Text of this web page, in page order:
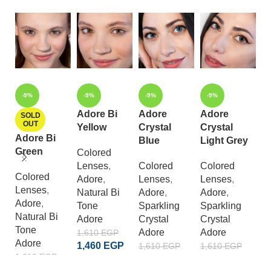
-9%
SOLD
OUT
Adore Bi
Green
Colored
Lenses,
Adore,
Natural Bi
Tone
Adore
-9%
Adore Bi
Yellow
Colored
Lenses,
Adore,
Natural Bi
Tone
Adore
1,610EGP
1,460 EGP
-9%
Adore
Crystal
Blue
Colored
Lenses,
Adore,
Sparkling
Crystal
Adore
1,610EGP
-9%
Adore
Crystal
Light Grey
Colored
Lenses,
Adore,
Sparkling
Crystal
Adore
1,610EGP